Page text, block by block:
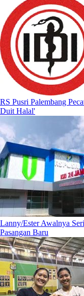
RS Pusri Palembang
Duit Halal'
Lanny/Ester Awalnya
Pasangan Baru